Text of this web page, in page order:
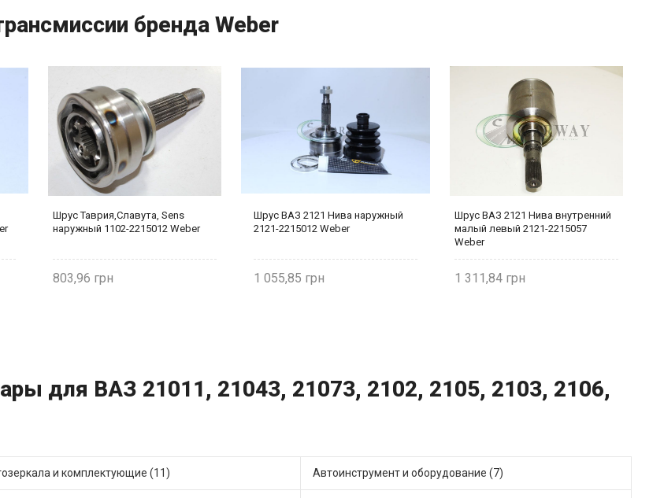
бренда Weber
Шрус Таврия,Славута, Sens
наружный 1102-2215012 Weber
803,96
Шрус ВАЗ 2121 Нива наружный
2121-2215012 Weber
1 055,85
Шрус ВАЗ 2121 Нива внутренний
малый левый 2121-2215057
Weber
1 311,84
для ВАЗ 21011, 21043, 21073, 2102, 2105, 2103, 2106,
и комплектующие (11) Автоинструмент и оборудование (7)